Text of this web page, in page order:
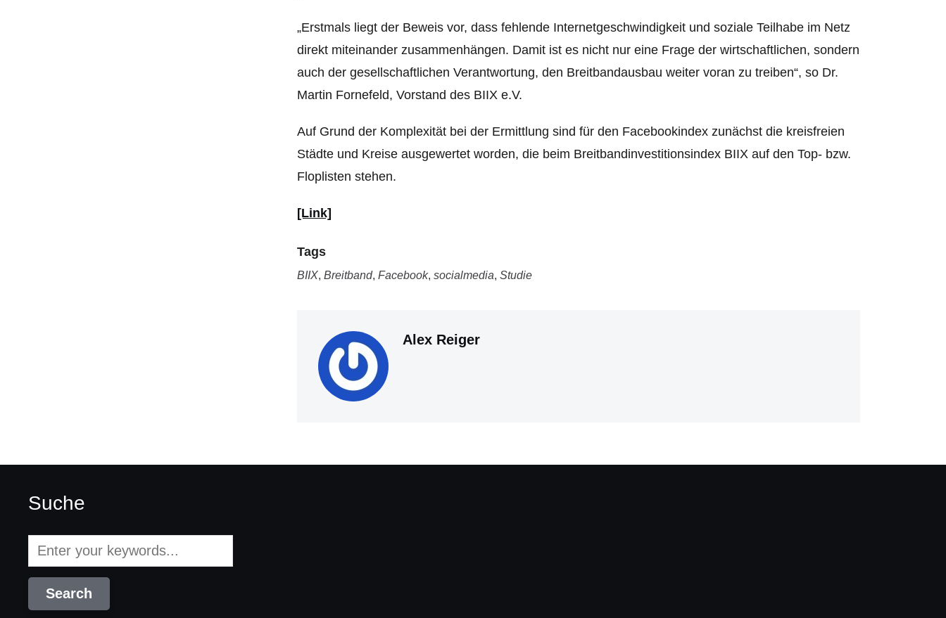
„Erstmals liegt der Beweis vor, dass fehlende Internetgeschwindigkeit und soziale Teilhabe im Netz
direkt miteinander zusammenhängen. Damit ist es nicht nur eine Frage der wirtschaftlichen, sondern
auch der gesellschaftlichen Verantwortung, den Breitbandausbau weiter voran zu treiben“, so Dr.
Martin Fornefeld, Vorstand des BIIX e.V.
Auf Grund der Komplexität bei der Ermittlung sind für den Facebookindex zunächst die kreisfreien
Städte und Kreise ausgewertet worden, die beim Breitbandinvestitionsindex BIIX auf den Top- bzw.
Floplisten stehen.
[Link]
Tags
BIIX, Breitband, Facebook, socialmedia, Studie
Alex Reiger
Suche